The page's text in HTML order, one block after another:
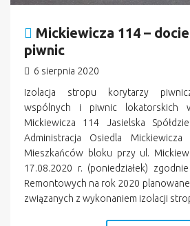
Mickiewicza 114 –
piwnic
6 sierpnia 2020
Izolacja stropu korytarzy
wspólnych i piwnic lokatorskich
Mickiewicza 114 Jasielska
Administracja Osiedla
Mieszkańców bloku przy ul.
17.08.2020 r. (poniedziałek)
Remontowych na rok 2020
związanych z wykonaniem izolacji